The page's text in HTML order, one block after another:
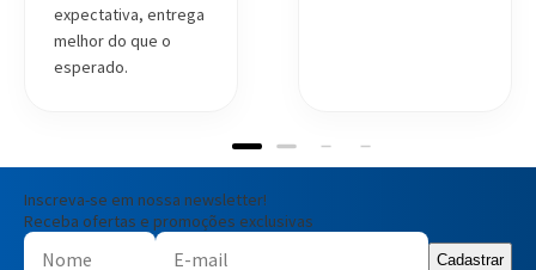
expectativa, entrega
melhor do que o
esperado.
Inscreva-se em nossa newsletter!
Receba ofertas e promoções exclusivas
Cadastrar